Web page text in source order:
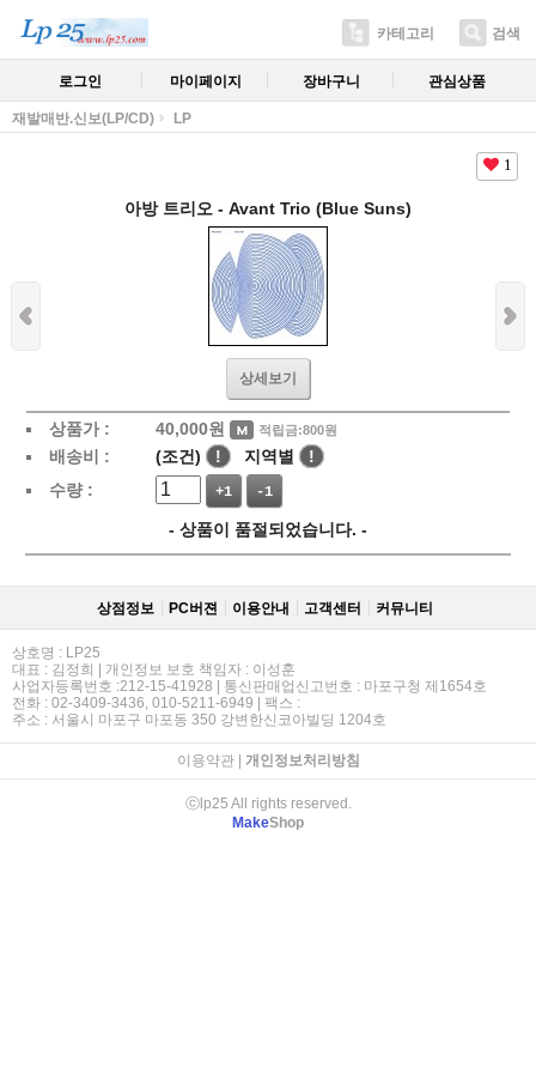
카테고리 검색
로그인 마이페이지 장바구니 관심상품
재발매반.신보(LP/CD) LP
1
아방 트리오 - Avant Trio (Blue Suns)
상세보기
상품가 : 40,000원 적립금:800원
배송비 : (조건) ! 지역별
!
수량 :
+1 -1
- 상품이 품절되었습니다. -
상점정보 PC버젼 이용안내 고객센터 커뮤니티
상호명 : LP25
대표 : 김정희 | 개인정보 보호 책임자 : 이성훈
사업자등록번호 :212-15-41928 | 통신판매업신고번호 : 마포구청 제1654호
전화 : 02-3409-3436, 010-5211-6949 | 팩스 :
주소 : 서울시 마포구 마포동 350 강변한신코아빌딩 1204호
이용약관| 개인정보처리방침
ⓒlp25 All rights reserved.
MakeShop